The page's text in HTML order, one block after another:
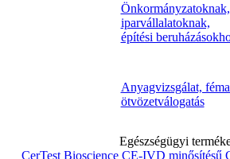
Önkormányzatoknak,
iparvállalatoknak,
építési
Anyagvizsgálat,
ötvözetválogatás
Egészségügyi
CerTest Bioscience CE-IVD minősítésű